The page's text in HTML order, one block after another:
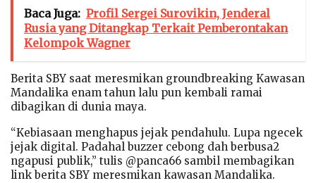
Baca Juga: Profil Sergei Surovikin, Jenderal
Rusia yang Ditangkap Terkait Pemberontakan
Kelompok Wagner
Berita SBY saat meresmikan groundbreaking Kawasan
Mandalika enam tahun lalu pun kembali ramai
dibagikan di dunia maya.
“Kebiasaan menghapus jejak pendahulu. Lupa ngecek
jejak digital. Padahal buzzer cebong dah berbusa2
ngapusi publik,” tulis @panca66 sambil membagikan
link berita SBY meresmikan kawasan Mandalika.